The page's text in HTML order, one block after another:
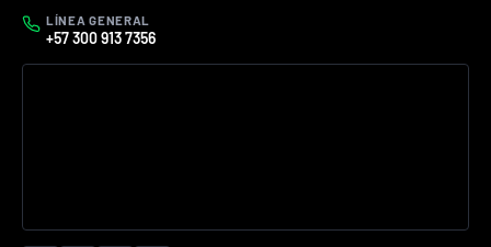
LÍNEA GENERAL
+57 300 913 7356